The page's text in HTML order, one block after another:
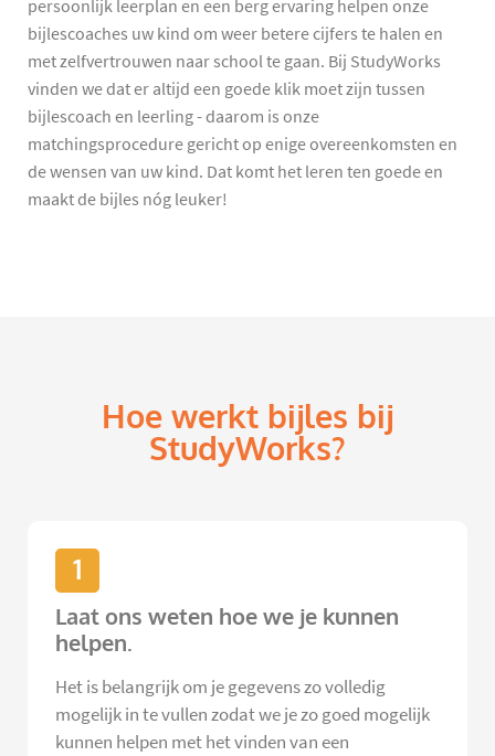
persoonlijk leerplan en een berg ervaring helpen onze
bijlescoaches uw kind om weer betere cijfers te halen en
met zelfvertrouwen naar school te gaan. Bij StudyWorks
vinden we dat er altijd een goede klik moet zijn tussen
bijlescoach en leerling - daarom is onze
matchingsprocedure gericht op enige overeenkomsten en
de wensen van uw kind. Dat komt het leren ten goede en
maakt de bijles nóg leuker!
Hoe werkt bijles bij
StudyWorks?
1
Laat ons weten hoe we je kunnen
helpen.
Het is belangrijk om je gegevens zo volledig
mogelijk in te vullen zodat we je zo goed mogelijk
kunnen helpen met het vinden van een